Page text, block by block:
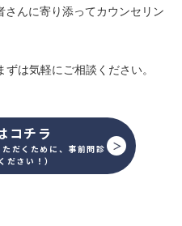
んに寄り添ってカウンセリン
は気軽にご相談ください。
コチラ
だくために、事前問診
ださい！）